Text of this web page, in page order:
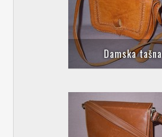
Damska tašna